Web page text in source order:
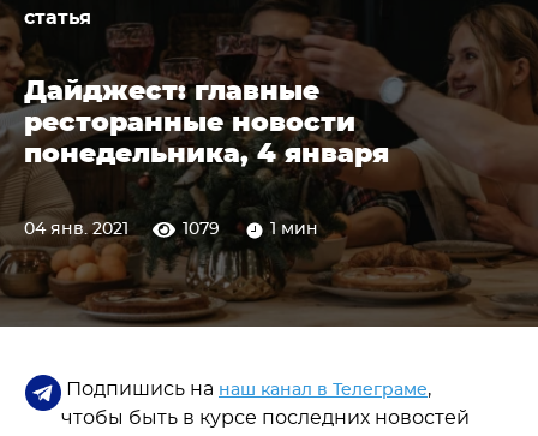
статья
Дайджест: главные
ресторанные новости
понедельника, 4 января
04 янв. 2021 1079 1 мин
Подпишись на наш канал в Телеграме,
чтобы быть в курсе последних новостей